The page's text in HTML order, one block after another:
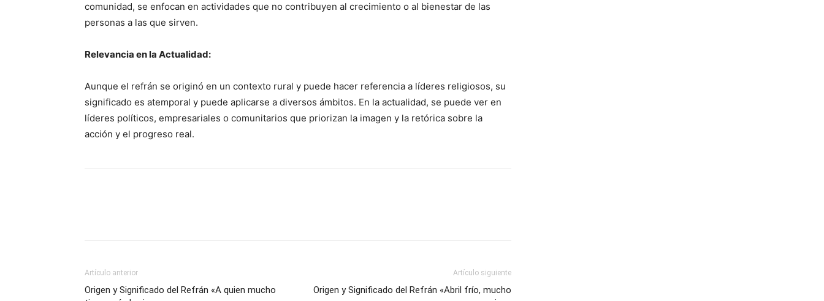
comunidad, se enfocan en actividades que no contribuyen al crecimiento o al bienestar de las
personas a las que sirven.
Relevancia en la Actualidad:
Aunque el refrán se originó en un contexto rural y puede hacer referencia a líderes religiosos, su
significado es atemporal y puede aplicarse a diversos ámbitos. En la actualidad, se puede ver en
líderes políticos, empresariales o comunitarios que priorizan la imagen y la retórica sobre la
acción y el progreso real.
Artículo anterior
Origen y Significado del Refrán «A quien mucho
Artículo siguiente
Origen y Significado del Refrán «Abril frío, mucho